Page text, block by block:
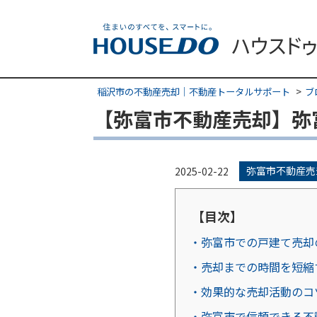
稲沢市の不動産売却｜不動産トータルサポート ブ
【弥富市不動産売却】
2025-02-22 弥富市不動産
【目次】
・弥富市での戸建て売
・売却までの時間を短
・効果的な売却活動の